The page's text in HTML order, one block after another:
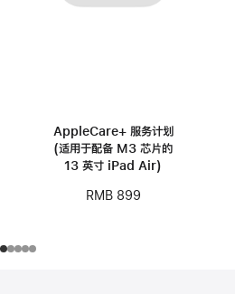
AppleCare+ 服务计划
(适用于配备 M3 芯片的
13 英寸 iPad Air)
RMB 899